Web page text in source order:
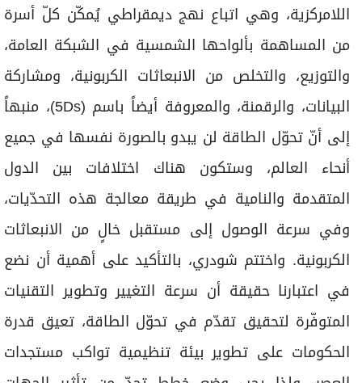
اللامركزية، وهي اتباع نهج ديمقراطي يُمكّن كلّ أسرة
من المساهمة بألواحها الشمسية في الشبكة العامة،
والتوزيع، والتخلص من الانبعاثات الكربونية، ومشاركة
البيانات، والرقمنة، والمعروفة أيضاً باسم (5Ds)، منبهاً
إلى أنّ تحوّل الطاقة لن يبدو بالصورة نفسها في جميع
أنحاء العالم، وستكون هناك اختلافات بين الدول
المتقدمة والنامية في طريقة معالجة هذه التحدّيات،
وفي سرعة الوصول إلى مستقبل خالٍ من الانبعاثات
الكربونية. واختتم شودري، بالتأكيد على أهمية أن نضع
في اعتبارنا حقيقة أن سرعة التغيير وتطوير التقنيات
المتوفّرة لتحقيق تقدّم في تحوّل الطاقة، تعيق قدرة
الحكومات على تطوير بيئة تنظيمية تواكب مستجدات